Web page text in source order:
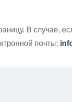
В случае,
почты: